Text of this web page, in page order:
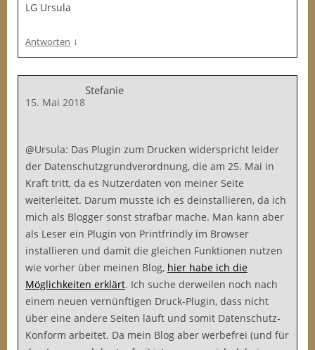
LG Ursula
Antworten ↓
Stefanie
15. Mai 2018
@Ursula: Das Plugin zum Drucken widerspricht leider
der Datenschutzgrundverordnung, die am 25. Mai in
Kraft tritt, da es Nutzerdaten von meiner Seite
weiterleitet. Darum musste ich es deinstallieren, da ich
mich als Blogger sonst strafbar mache. Man kann aber
als Leser ein Plugin von Printfrindly im Browser
installieren und damit die gleichen Funktionen nutzen
wie vorher über meinen Blog, hier habe ich die
Möglichkeiten erklärt. Ich suche derweilen noch nach
einem neuen vernünftigen Druck-Plugin, dass nicht
über eine andere Seiten läuft und somit Datenschutz-
Konform arbeitet. Da mein Blog aber werbefrei (und für